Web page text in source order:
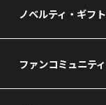
ノベルティ・ギフト
ファンコミュニティ